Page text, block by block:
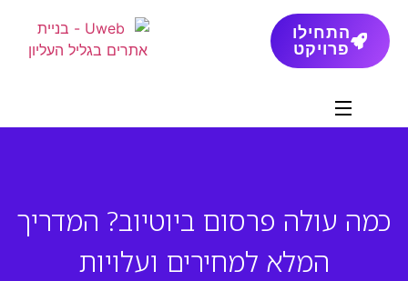
התחילו
פרויקט
כמה עולה פרסום ביוטיוב? המדריך
המלא למחירים ועלויות